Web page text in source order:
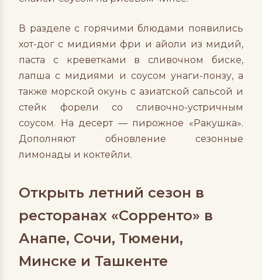
В разделе с горячими блюдами появились
хот-дог с мидиями фри и айоли из мидий,
паста с креветками в сливочном биске,
лапша с мидиями и соусом унаги-понзу, а
также морской окунь с азиатской сальсой и
стейк форели со сливочно-устричным
соусом. На десерт — пирожное «Ракушка».
Дополняют обновление сезонные
лимонады и коктейли.
Открыть летний сезон в
ресторанах «Сорренто» в
Анапе, Сочи, Тюмени,
Минске и Ташкенте